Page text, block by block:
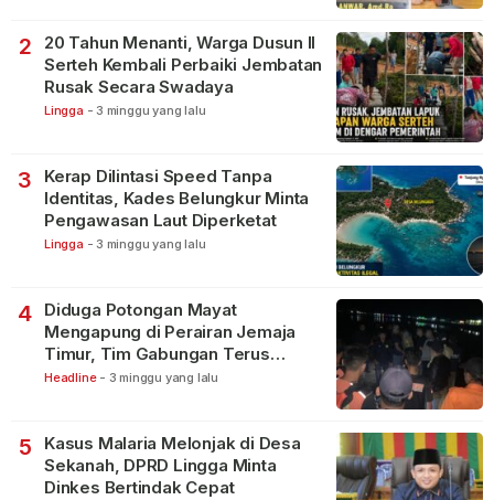
2
20 Tahun Menanti, Warga Dusun II
Serteh Kembali Perbaiki Jembatan
Rusak Secara Swadaya
Lingga - 3 minggu yang lalu
3
Kerap Dilintasi Speed Tanpa
Identitas, Kades Belungkur Minta
Pengawasan Laut Diperketat
Lingga - 3 minggu yang lalu
4
Diduga Potongan Mayat
Mengapung di Perairan Jemaja
Timur, Tim Gabungan Terus
Lakukan Pencarian
Headline - 3 minggu yang lalu
5
Kasus Malaria Melonjak di Desa
Sekanah, DPRD Lingga Minta
Dinkes Bertindak Cepat